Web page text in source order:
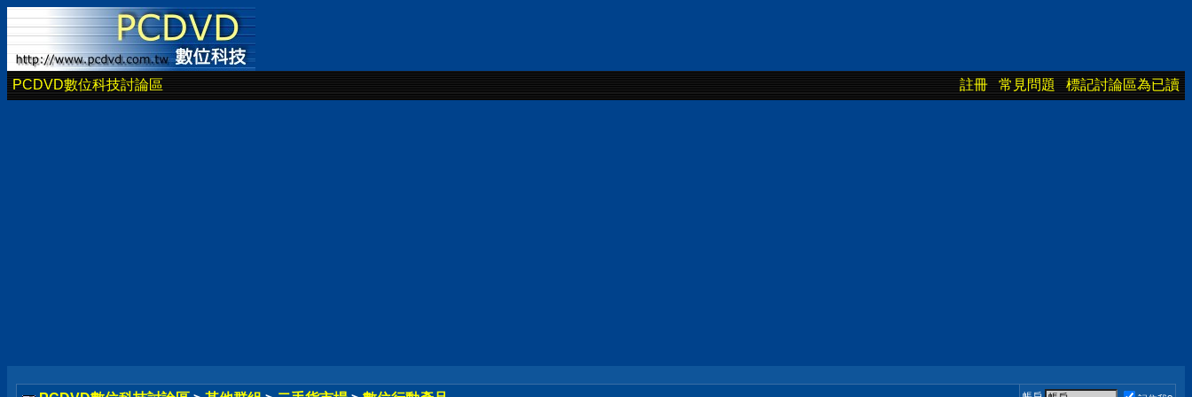
PCDVD數位科技討論區 註冊 常見問題 標記討論區為已讀